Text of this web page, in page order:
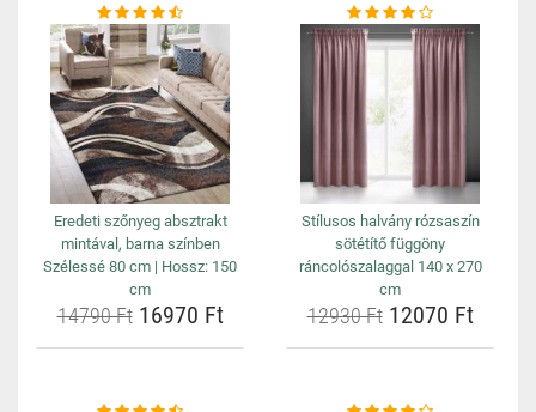
Eredeti szőnyeg absztrakt
mintával, barna színben
Szélessé 80 cm | Hossz: 150
cm
14790 Ft16970 Ft
Stílusos halvány rózsaszín
sötétítő függöny
ráncolószalaggal 140 x 270
cm
12930 Ft12070 Ft